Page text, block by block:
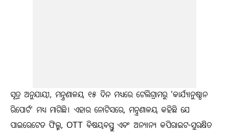
ସୂତ୍ର ଅନୁଯାୟୀ, ମନ୍ତ୍ରଣାଳୟ ୧୫ ଦିନ ମଧ୍ୟରେ ଟେଲିଗ୍ରାମରୁ 'କାର୍ଯ୍ୟାନୁଷ୍ଠାନ
ରିପୋର୍ଟ' ମଧ୍ୟ ମାଗିଛି। ଏହାର ନୋଟିସରେ, ମନ୍ତ୍ରଣାଳୟ କହିଛି ଯେ
ପାଇରେଟେଡ ଫିଲ୍ମ, OTT ବିଷୟବସ୍ତୁ ଏବଂ ଅନ୍ୟାନ୍ୟ କପିରାଇଟ-ସୁରକ୍ଷିତ